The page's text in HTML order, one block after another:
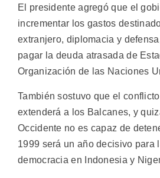
El presidente agregó que el
incrementar los gastos
extranjero, diplomacia y
pagar la deuda atrasada de
Organización de las Naciones
También sostuvo que el
extenderá a los Balcanes, y
Occidente no es capaz de
1999 será un año decisivo para
democracia en Indonesia y